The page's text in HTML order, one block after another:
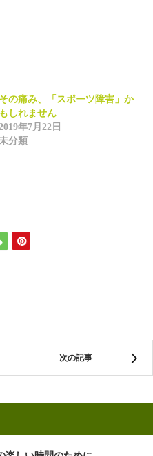
その痛み、「スポーツ障害」か
もしれません
2019年7月22日
未分類
次の記事